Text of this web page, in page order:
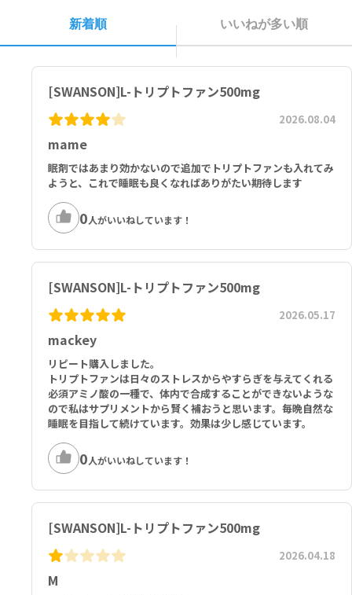
新着順 いいねが多い順
[SWANSON]L-トリプトファン500mg
mame
2026.08.04
眠剤ではあまり効かないので追加でトリプトファンも入れてみ
ようと、これで睡眠も良くなればありがたい期待します
0人がいいねしています！
[SWANSON]L-トリプトファン500mg
mackey
2026.05.17
リピート購入しました。
トリプトファンは日々のストレスからやすらぎを与えてくれる
必須アミノ酸の一種で、体内で合成することができないような
ので私はサプリメントから賢く補おうと思います。毎晩自然な
睡眠を目指して続けています。効果は少し感じています。
0人がいいねしています！
[SWANSON]L-トリプトファン500mg
M
2026.04.18